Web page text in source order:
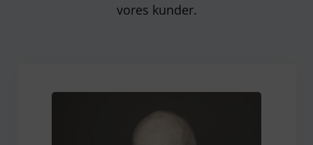
vores kunder.